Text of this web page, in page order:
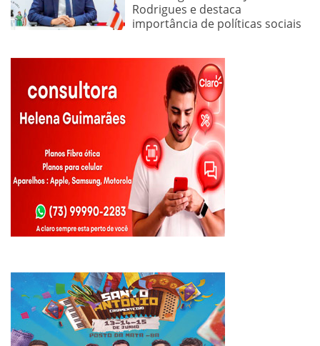
Rodrigues e destaca
importância de políticas sociais